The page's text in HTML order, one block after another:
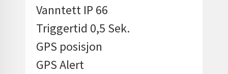
Vanntett IP 66
Triggertid 0,5 Sek.
GPS posisjon
GPS Alert